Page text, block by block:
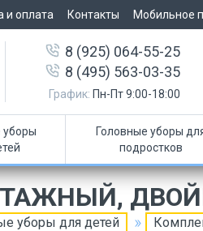
и оплата Контакты Мобильное
8 (925) 064-55-25
8 (495) 563-03-35
График: Пн-Пт 9:00-18:00
уборы
Головные уборы
подростков
уборы для детей